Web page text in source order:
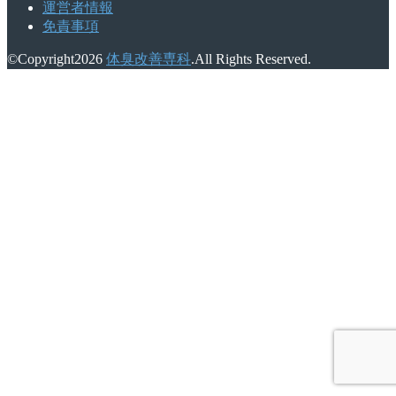
運営者情報
免責事項
©Copyright2026 体臭改善専科.All Rights Reserved.